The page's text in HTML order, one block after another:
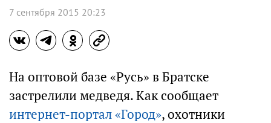
7 сентября 2015 20:23
На оптовой базе «Русь» в Братске
застрелили медведя. Как сообщает
интернет-портал «Город», охотники